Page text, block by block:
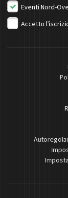
Eventi Nord-
Accetto